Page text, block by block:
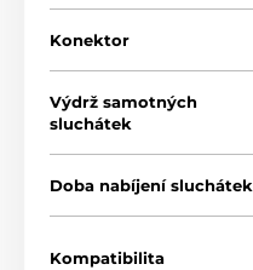
Konektor
Výdrž samotných
sluchátek
Doba nabíjení sluchátek
Kompatibilita